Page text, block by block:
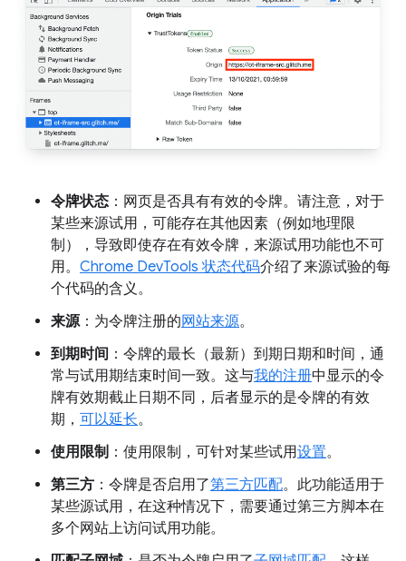
令牌状态 ：网页是否具有有效的令牌。请注意，对于
某些来源试用，可能存在其他因素（例如地理限
制），导致即使存在有效令牌，来源试用功能也不可
用。 Chrome DevTools 状态代码介绍了来源试验的每
个代码的含义。
来源：为令牌注册的网站来源。
到期时间 ：令牌的最长（最新）到期日期和时间，通
常与试用期结束时间一致。这与我的注册中显示的令
牌有效期截止日期不同，后者显示的是令牌的有效
期， 可以延长。
使用限制 ：使用限制，可针对某些试用设置。
第三方 ：令牌是否启用了第三方匹配。此功能适用于
某些源试用，在这种情况下，需要通过第三方脚本在
多个网站上访问试用功能。